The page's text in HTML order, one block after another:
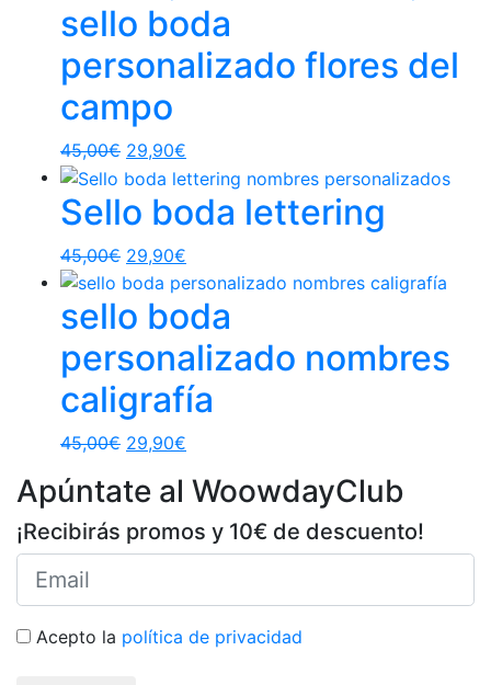
sello boda
personalizado flores del
campo
45,00€ 29,90€
Sello boda lettering
45,00€ 29,90€
sello boda
personalizado nombres
caligrafía
45,00€ 29,90€
Apúntate al WoowdayClub
¡Recibirás promos y 10€ de descuento!
Acepto la política de privacidad